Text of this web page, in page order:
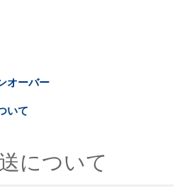
オーバー
いて
について